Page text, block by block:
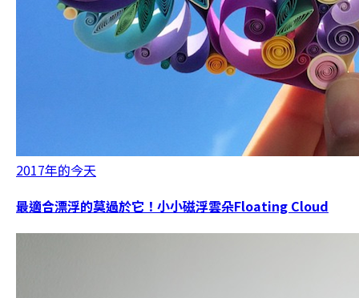
2017年的今天
最適合漂浮的莫過於它！小小磁浮雲朵Floating Cloud